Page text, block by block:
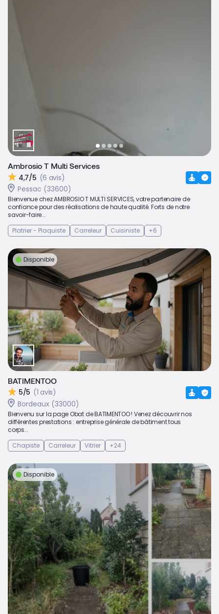
Ambrosio T Multi Services
4,7/5 (6 avis)
Pessac (33600)
Bienvenue chez AMBROSIO T MULTI SERVICES, votre partenaire de
confiance pour des réalisations de haute qualité. Forts de notre
savoir-faire...
Platrier - Plaquiste
Carreleur Cuisiniste +6
Disponible
BATIMENTOO
5/5 (1 avis)
Bordeaux (33000)
Bienvenu sur la page Obat de BATIMENTOO ! Venez découvrir nos
différentes prestations : entreprise générale de bâtiment tous
corps...
Chapiste
Carreleur Vitrier +24
Disponible